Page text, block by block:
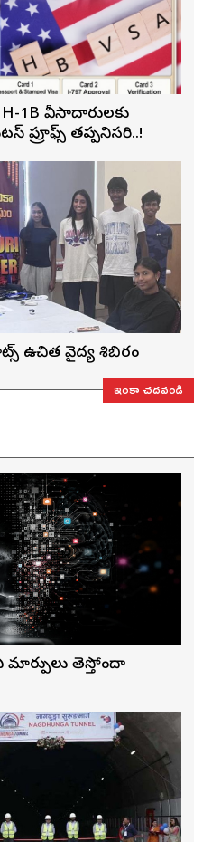
H-1B వీసాదారులకు
ప్రూఫ్స్ తప్పనిసరి..!
ఉచిత వైద్య శిబిరం
ఇంకా చదవండి
తెస్తోందా